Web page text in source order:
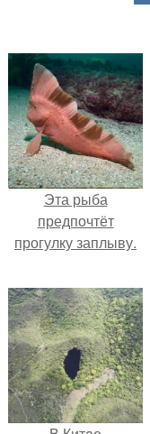
Эта рыба
предпочтёт
прогулку заплыву.